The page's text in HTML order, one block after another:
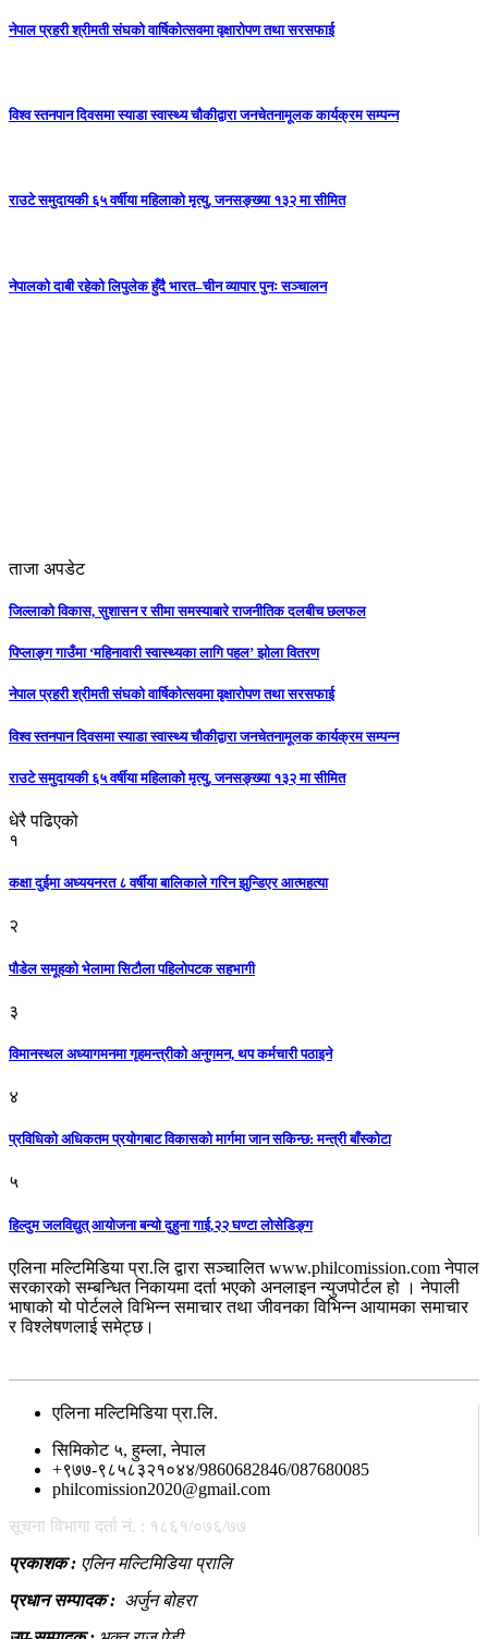
नेपाल प्रहरी श्रीमती संघको वार्षिकोत्सवमा वृक्षारोपण तथा सरसफाई
विश्व स्तनपान दिवसमा स्याडा स्वास्थ्य चौकीद्वारा जनचेतनामूलक कार्यक्रम सम्पन्न
राउटे समुदायकी ६५ वर्षीया महिलाको मृत्यु, जनसङ्ख्या १३२ मा सीमित
नेपालको दाबी रहेको लिपुलेक हुँदै भारत–चीन व्यापार पुनः सञ्चालन
ताजा अपडेट
जिल्लाको विकास, सुशासन र सीमा समस्याबारे राजनीतिक दलबीच छलफल
पिप्लाङ्ग गाउँमा ‘महिनावारी स्वास्थ्यका लागि पहल’ झोला वितरण
नेपाल प्रहरी श्रीमती संघको वार्षिकोत्सवमा वृक्षारोपण तथा सरसफाई
विश्व स्तनपान दिवसमा स्याडा स्वास्थ्य चौकीद्वारा जनचेतनामूलक कार्यक्रम सम्पन्न
राउटे समुदायकी ६५ वर्षीया महिलाको मृत्यु, जनसङ्ख्या १३२ मा सीमित
धेरै पढिएको
१
कक्षा दुईमा अध्ययनरत ८ वर्षीया बालिकाले गरिन झुन्डिएर आत्महत्या
२
पौडेल समूहको भेलामा सिटौला पहिलोपटक सहभागी
३
विमानस्थल अध्यागमनमा गृहमन्त्रीको अनुगमन, थप कर्मचारी पठाइने
४
प्रविधिको अधिकतम प्रयोगबाट विकासको मार्गमा जान सकिन्छ: मन्त्री बाँस्कोटा
५
हिल्दुम जलविद्युत् आयोजना बन्यो दुहुना गाई,२२ घण्टा लोसेडिङ्ग
एलिना मल्टिमिडिया प्रा.लि द्वारा सञ्चालित www.philcomission.com नेपाल
सरकारको सम्बन्धित निकायमा दर्ता भएको अनलाइन न्युजपोर्टल हो । नेपाली
भाषाको यो पोर्टलले विभिन्न समाचार तथा जीवनका विभिन्न आयामका समाचार
र विश्लेषणलाई समेट्छ।
एलिना मल्टिमिडिया प्रा.लि.
सिमिकोट ५, हुम्ला, नेपाल
+९७७-९८५८३२१०४४/9860682846/087680085
philcomission2020@gmail.com
सूचना विभागा दर्ता नं. : १८६१/०७६/७७
प्रकाशक : एलिन मल्टिमिडिया प्रालि
प्रधान सम्पादक : अर्जुन बोहरा